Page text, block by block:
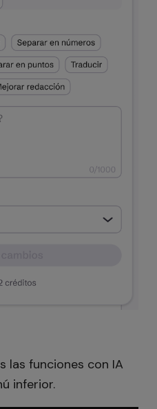
las funciones con IA
inferior.